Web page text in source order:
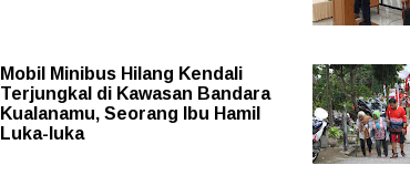
Mobil Minibus Hilang Kendali
Terjungkal di Kawasan Bandara
Kualanamu, Seorang Ibu Hamil
Luka-luka